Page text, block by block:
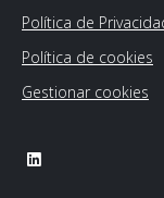
Política de
Política de cookies
Gestionar cookies